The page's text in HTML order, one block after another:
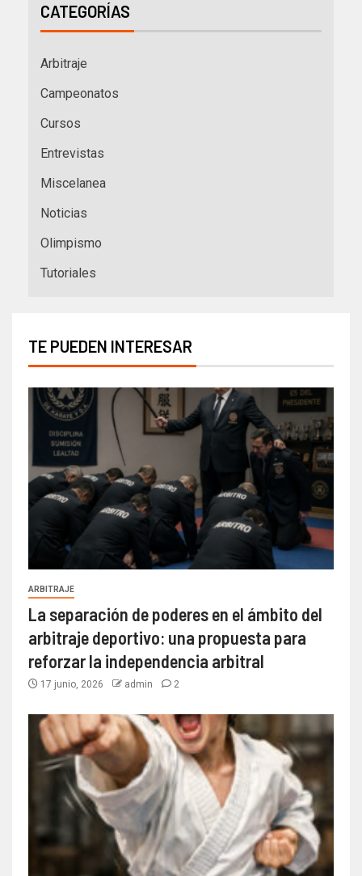
CATEGORÍAS
Arbitraje
Campeonatos
Cursos
Entrevistas
Miscelanea
Noticias
Olimpismo
Tutoriales
TE PUEDEN INTERESAR
ARBITRAJE
La separación de poderes en el ámbito del
arbitraje deportivo: una propuesta para
reforzar la independencia arbitral
17 junio, 2026 admin 2